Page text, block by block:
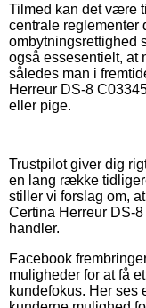
Tilmed kan det være
centrale reglementer
ombytningsrettighed
også essesentielt, at
således man i
Herreur DS-8
eller pige.
Trustpilot giver dig
en lang række
stiller vi forslag om,
Certina Herreur DS-
handler.
Facebook
muligheder for at få
kundefokus. Her ses